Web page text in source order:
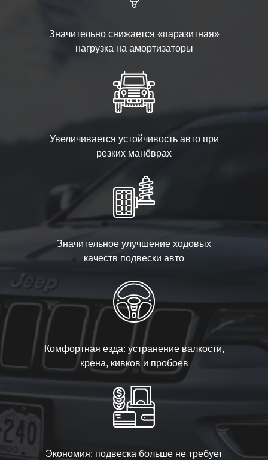
Значительно снижается «паразитная»
нагрузка на амортизаторы
Увеличивается устойчивость авто при
резких манёврах
Значительное улучшение ходовых
качеств подвески авто
Комфортная езда: устранение валкости,
крена, кивков и пробоев
Экономия: подвеска больше не требует